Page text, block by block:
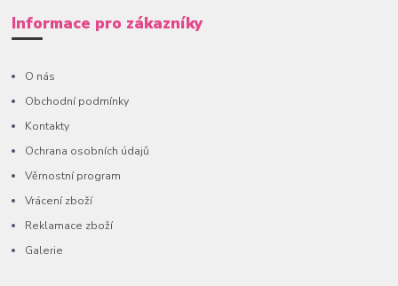
Informace pro zákazníky
O nás
Obchodní podmínky
Kontakty
Ochrana osobních údajů
Věrnostní program
Vrácení zboží
Reklamace zboží
Galerie